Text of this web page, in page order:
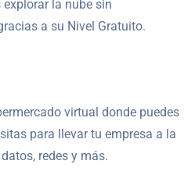
la nube sin
a su Nivel Gratuito.
virtual donde puedes
para llevar tu empresa a la
redes y más.